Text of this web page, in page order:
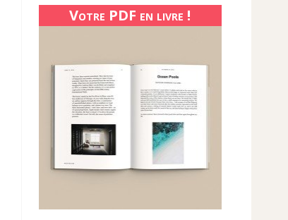
Votre PDF en livre !